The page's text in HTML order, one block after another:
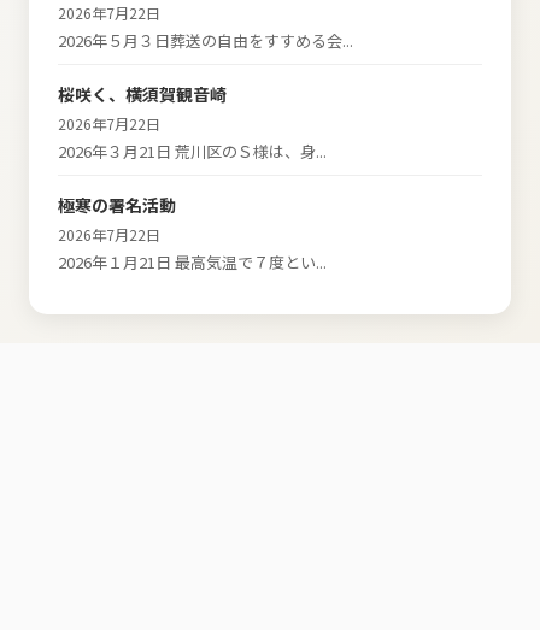
2026年7月22日
2026年５月３日葬送の自由をすすめる会...
桜咲く、横須賀観音崎
2026年7月22日
2026年３月21日 荒川区のＳ様は、身...
極寒の署名活動
2026年7月22日
2026年１月21日 最高気温で７度とい...